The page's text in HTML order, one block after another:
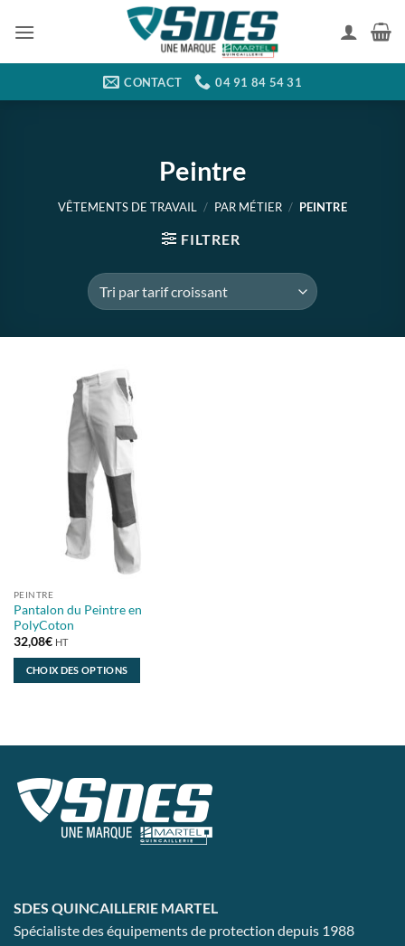
CONTACT 04 91 84 54 31
Peintre
VÊTEMENTS DE TRAVAIL / PAR MÉTIER / PEINTRE
FILTRER
PEINTRE
Pantalon du Peintre en
PolyCoton
32,08€ HT
CHOIX DES OPTIONS
plusieurs
Les
options
peuvent
du
SDES QUINCAILLERIE MARTEL
Spécialiste des équipements de protection depuis 1988